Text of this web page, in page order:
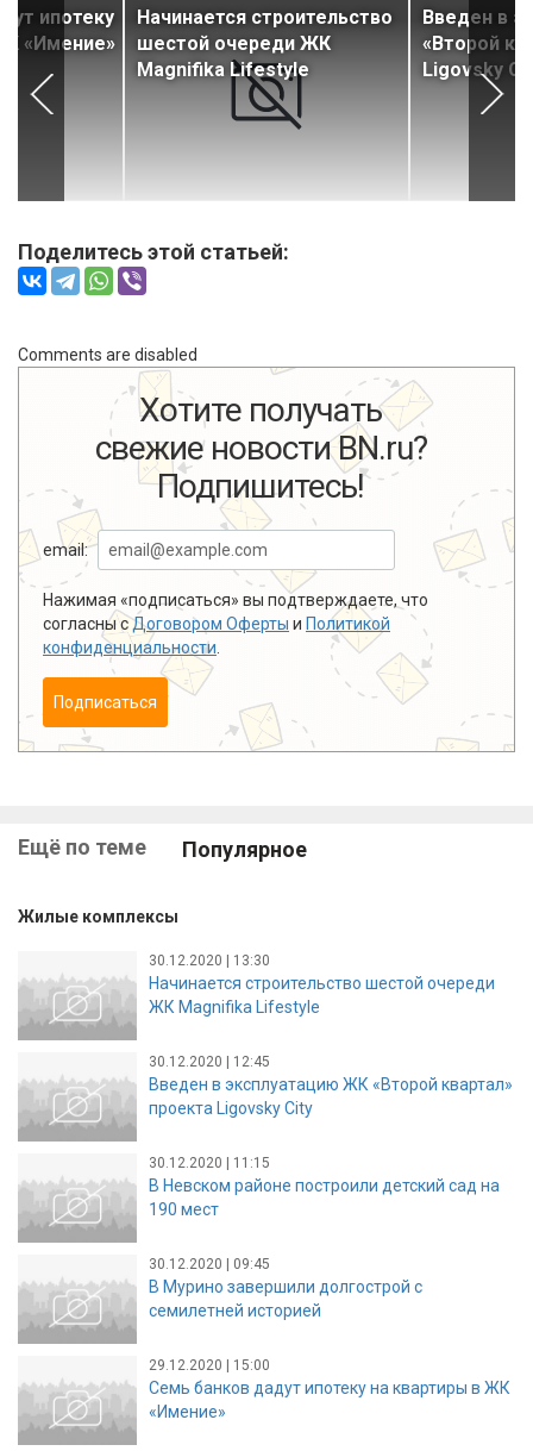
ипотеку
«Имение»
Начинается строительство
шестой очереди ЖК
Magnifika Lifestyle
Введен в
«Второй
Ligovsky
Поделитесь этой статьей:
Comments are disabled
Хотите получать
свежие новости BN.ru?
Подпишитесь!
email:
Нажимая «подписаться» вы подтверждаете, что
согласны сДоговором Оферты и Политикой
конфиденциальности
Подписаться
Ещё по теме Популярное
Жилые комплексы
30.12.2020 | 13:30
Начинается строительство шестой очереди
ЖК Magnifika Lifestyle
30.12.2020 | 12:45
Введен в эксплуатацию ЖК «Второй квартал»
проекта Ligovsky City
30.12.2020 | 11:15
В Невском районе построили детский сад на
190 мест
30.12.2020 | 09:45
В Мурино завершили долгострой с
семилетней историей
29.12.2020 | 15:00
Семь банков дадут ипотеку на квартиры в ЖК
«Имение»